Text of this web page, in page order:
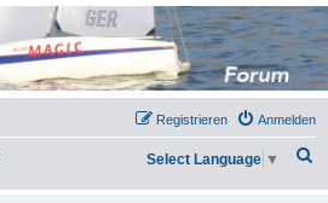
Anmelden
Registrieren
Select Language ▼